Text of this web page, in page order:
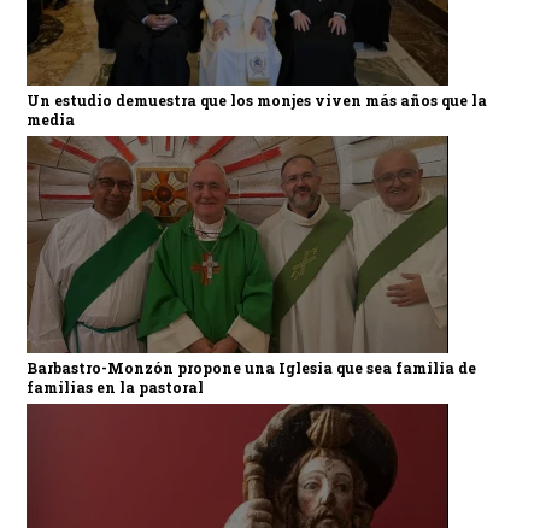
Un estudio demuestra que los monjes viven más años que la
media
Barbastro-Monzón propone una Iglesia que sea familia de
familias en la pastoral